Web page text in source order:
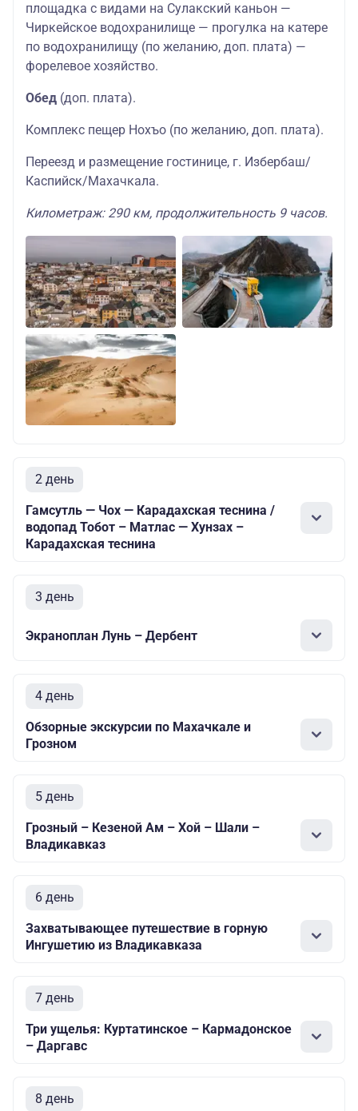
площадка с видами на Сулакский каньон —
Чиркейское водохранилище — прогулка на катере
по водохранилищу (по желанию, доп. плата) —
форелевое хозяйство.
Обед (доп. плата).
Комплекс пещер Нохъо (по желанию, доп. плата).
Переезд и размещение гостинице, г. Избербаш/
Каспийск/Махачкала.
Километраж: 290 км, продолжительность 9 часов.
2 день
Гамсутль — Чох — Карадахская теснина /
водопад Тобот – Матлас — Хунзах –
Карадахская теснина
3 день
Экраноплан Лунь – Дербент
4 день
Обзорные экскурсии по Махачкале и
Грозном
5 день
Грозный – Кезеной Ам – Хой – Шали –
Владикавказ
6 день
Захватывающее путешествие в горную
Ингушетию из Владикавказа
7 день
Три ущелья: Куртатинское – Кармадонское
– Даргавс
8 день